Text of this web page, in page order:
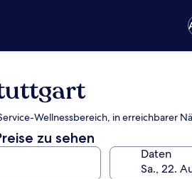
Wellnessbereich, in erreichbarer
zu sehen
Daten